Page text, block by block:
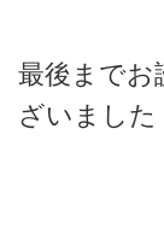
最後までお
ざいました